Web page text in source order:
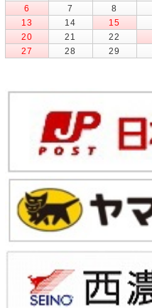
6
7 8
13
14 15
20
21 22
27
28 29